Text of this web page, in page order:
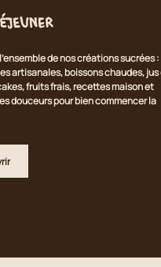
de nos créations sucrées :
artisanales, boissons chaudes, jus
fruits frais, recettes maison et
douceurs pour bien commencer la